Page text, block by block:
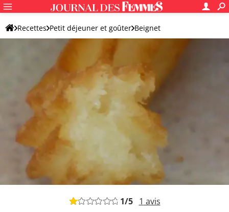
Recettes Petit déjeuner et goûter Beignet
Churros et chichis
1/5 1 avis